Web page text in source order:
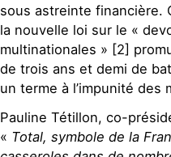
sous astreinte financière.
la nouvelle loi sur le «
multinationales » [2]
de trois ans et demi de
un terme à l’impunité des
Pauline Tétillon, co-
« Total, symbole de la